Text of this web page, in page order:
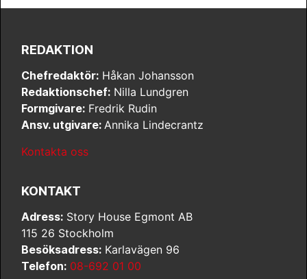
REDAKTION
Chefredaktör: Håkan Johansson
Redaktionschef: Nilla Lundgren
Formgivare: Fredrik Rudin
Ansv. utgivare: Annika Lindecrantz
Kontakta oss
KONTAKT
Adress: Story House Egmont AB
115 26 Stockholm
Besöksadress: Karlavägen 96
Telefon: 08-692 01 00